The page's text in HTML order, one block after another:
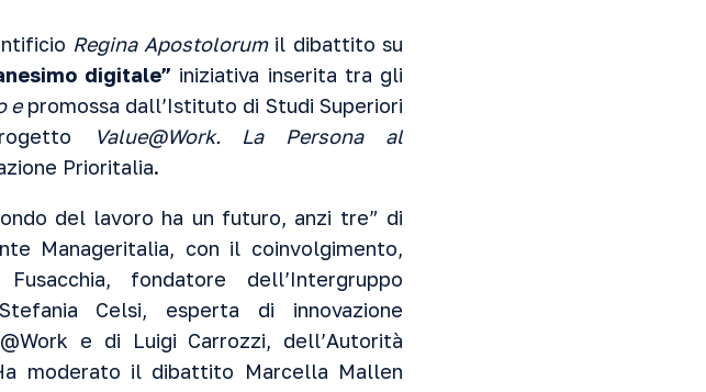
Regina Apostolorumil dibattito su
digitale” iniziativa inserita tra gli
epromossa dall’Istituto di Studi Superiori
Value@Work. La Persona al
Prioritalia.
del lavoro ha un futuro, anzi tre” di
Manageritalia, con il coinvolgimento,
fondatore dell’Intergruppo
Celsi, esperta di innovazione
e di Luigi Carrozzi, dell’Autorità
moderato il dibattito Marcella Mallen